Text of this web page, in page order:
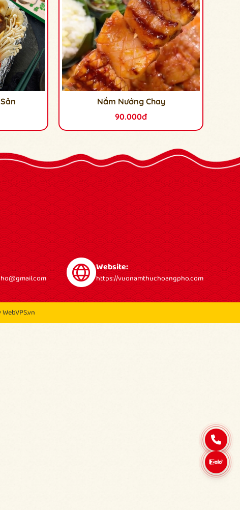
Nắm Nướng Chay
90.000đ
Website:
https://vuonamthuchoangpho.com